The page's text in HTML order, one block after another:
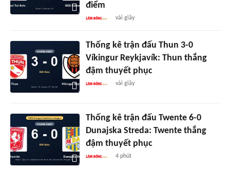
điểm
vài giây
Thống kê trận đấu Thun 3-0
Víkingur Reykjavík: Thun thắng
đậm thuyết phục
vài giây
Thống kê trận đấu Twente 6-0
Dunajska Streda: Twente thắng
đậm thuyết phục
4 phút